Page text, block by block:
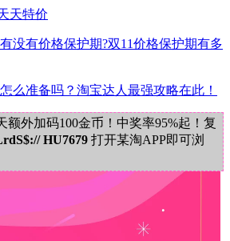
天特价
没有价格保护期?双11价格保护期有多
么准备吗？淘宝达人最强攻略在此！
外加码100金币！中奖率95%起！复
HU7679 打开某淘APP即可浏